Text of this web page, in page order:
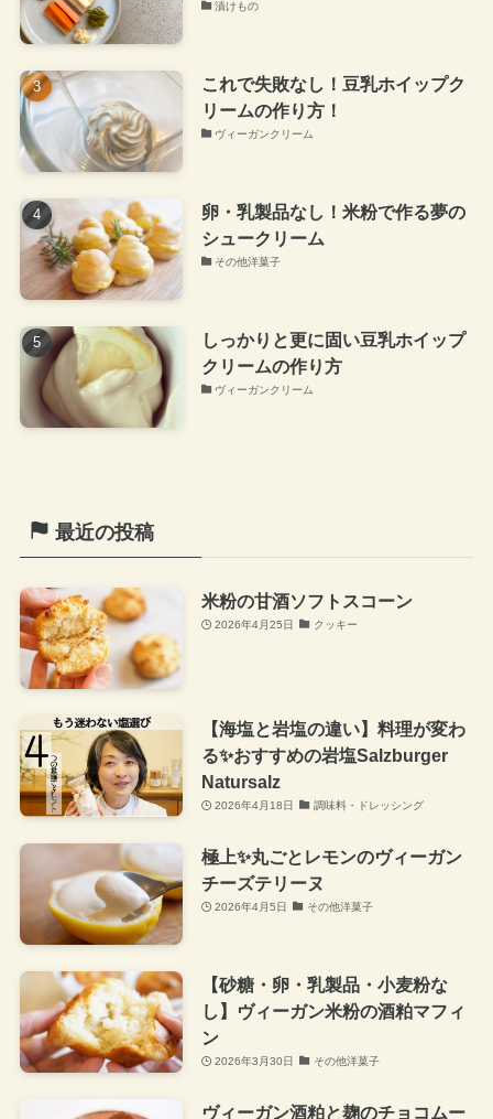
漬けもの
これで失敗なし！豆乳ホイップク
リームの作り方！
ヴィーガンクリーム
卵・乳製品なし！米粉で作る夢の
シュークリーム
その他洋菓子
しっかりと更に固い豆乳ホイップ
クリームの作り方
ヴィーガンクリーム
最近の投稿
米粉の甘酒ソフトスコーン
2026年4月25日 クッキー
【海塩と岩塩の違い】料理が変わ
る✨おすすめの岩塩Salzburger
Natursalz
2026年4月18日 調味料・ドレッシング
極上✨丸ごとレモンのヴィーガン
チーズテリーヌ
2026年4月5日 その他洋菓子
【砂糖・卵・乳製品・小麦粉な
し】ヴィーガン米粉の酒粕マフィ
ン
2026年3月30日 その他洋菓子
ヴィーガン酒粕と麹のチョコムー